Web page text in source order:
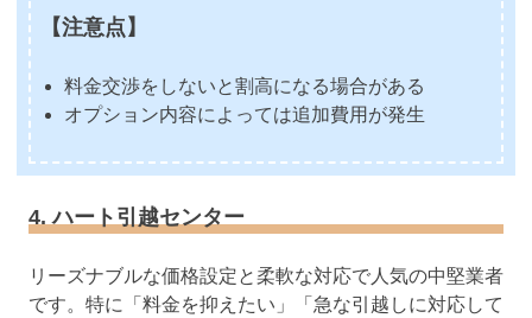
【注意点】
料金交渉をしないと割高になる場合がある
オプション内容によっては追加費用が発生
4. ハート引越センター
リーズナブルな価格設定と柔軟な対応で人気の中堅業者
です。特に「料金を抑えたい」「急な引越しに対応して